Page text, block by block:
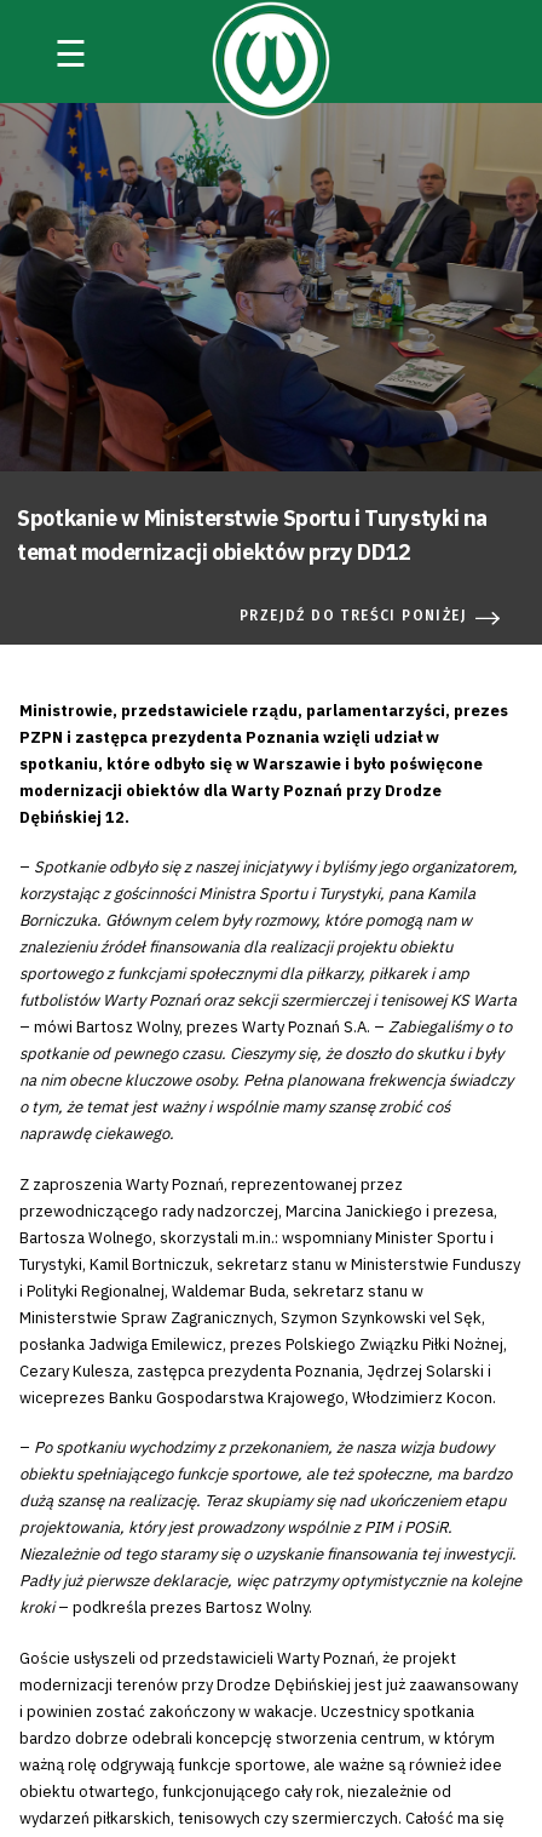
☰
Spotkanie w Ministerstwie Sportu i Turystyki na
temat modernizacji obiektów przy DD12
PRZEJDŹ DO TREŚCI PONIŻEJ
Ministrowie, przedstawiciele rządu, parlamentarzyści, prezes
PZPN i zastępca prezydenta Poznania wzięli udział w
spotkaniu, które odbyło się w Warszawie i było poświęcone
modernizacji obiektów dla Warty Poznań przy Drodze
Dębińskiej 12.
– Spotkanie odbyło się z naszej inicjatywy i byliśmy jego organizatorem,
korzystając z gościnności Ministra Sportu i Turystyki, pana Kamila
Borniczuka. Głównym celem były rozmowy, które pomogą nam w
znalezieniu źródeł finansowania dla realizacji projektu obiektu
sportowego z funkcjami społecznymi dla piłkarzy, piłkarek i amp
futbolistów Warty Poznań oraz sekcji szermierczej i tenisowej KS Warta
– mówi Bartosz Wolny, prezes Warty Poznań S.A. – Zabiegaliśmy o to
spotkanie od pewnego czasu. Cieszymy się, że doszło do skutku i były
na nim obecne kluczowe osoby. Pełna planowana frekwencja świadczy
o tym, że temat jest ważny i wspólnie mamy szansę zrobić coś
naprawdę ciekawego.
Z zaproszenia Warty Poznań, reprezentowanej przez
przewodniczącego rady nadzorczej, Marcina Janickiego i prezesa,
Bartosza Wolnego, skorzystali m.in.: wspomniany Minister Sportu i
Turystyki, Kamil Bortniczuk, sekretarz stanu w Ministerstwie Funduszy
i Polityki Regionalnej, Waldemar Buda, sekretarz stanu w
Ministerstwie Spraw Zagranicznych, Szymon Szynkowski vel Sęk,
posłanka Jadwiga Emilewicz, prezes Polskiego Związku Piłki Nożnej,
Cezary Kulesza, zastępca prezydenta Poznania, Jędrzej Solarski i
wiceprezes Banku Gospodarstwa Krajowego, Włodzimierz Kocon.
– Po spotkaniu wychodzimy z przekonaniem, że nasza wizja budowy
obiektu spełniającego funkcje sportowe, ale też społeczne, ma bardzo
dużą szansę na realizację. Teraz skupiamy się nad ukończeniem etapu
projektowania, który jest prowadzony wspólnie z PIM i POSiR.
Niezależnie od tego staramy się o uzyskanie finansowania tej inwestycji.
Padły już pierwsze deklaracje, więc patrzymy optymistycznie na kolejne
kroki– podkreśla prezes Bartosz Wolny.
Goście usłyszeli od przedstawicieli Warty Poznań, że projekt
modernizacji terenów przy Drodze Dębińskiej jest już zaawansowany
i powinien zostać zakończony w wakacje. Uczestnicy spotkania
bardzo dobrze odebrali koncepcję stworzenia centrum, w którym
ważną rolę odgrywają funkcje sportowe, ale ważne są również idee
obiektu otwartego, funkcjonującego cały rok, niezależnie od
wydarzeń piłkarskich, tenisowych czy szermierczych. Całość ma się